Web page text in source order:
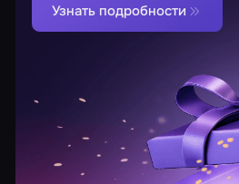
Узнать подробности